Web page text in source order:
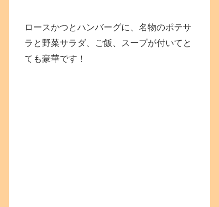
ロースかつとハンバーグに、名物のポテサ
ラと野菜サラダ、ご飯、スープが付いてと
ても豪華です！